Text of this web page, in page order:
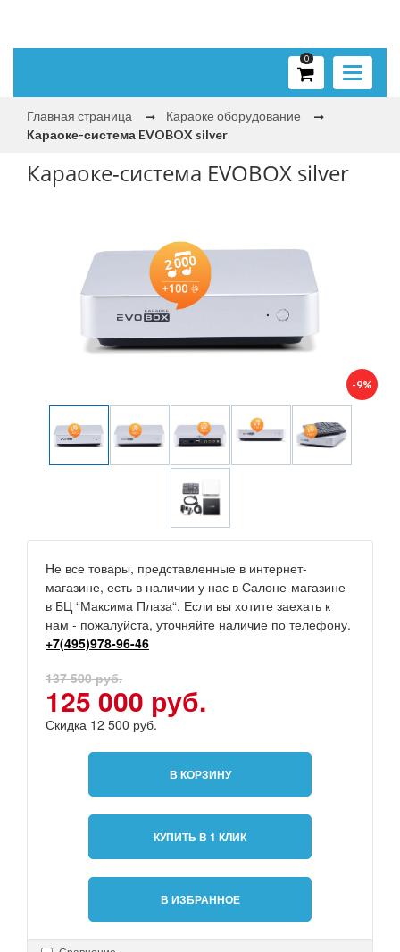
Toggle
0
Главная страница
Караоке оборудование
Караоке-система EVOBOX silver
Караоке-система EVOBOX silver
-9%
Не все товары, представленные в интернет-
магазине, есть в наличии у нас в Салоне-магазине
в БЦ “Максима Плаза“. Если вы хотите заехать к
нам - пожалуйста, уточняйте наличие по телефону.
+7(495)978-96-46
137 500 руб.
125 000 руб.
Скидка 12 500 руб.
В КОРЗИНУ
КУПИТЬ В 1 КЛИК
В ИЗБРАННОЕ